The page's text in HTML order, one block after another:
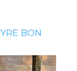
BON